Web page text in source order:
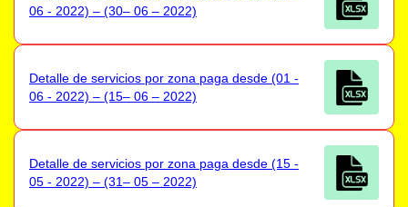
06 - 2022) – (30– 06 – 2022)
Detalle de servicios por zona paga desde (01 -
06 - 2022) – (15– 06 – 2022)
Detalle de servicios por zona paga desde (15 -
05 - 2022) – (31– 05 – 2022)